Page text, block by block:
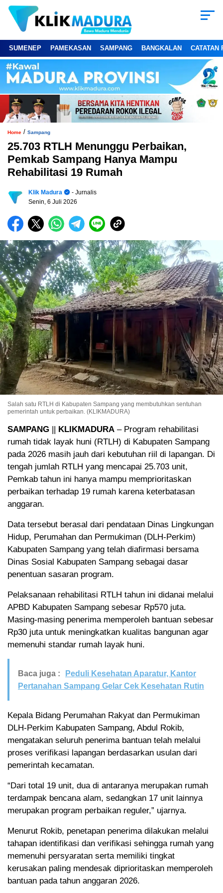
SUMENEP PAMEKASAN SAMPANG BANGKALAN CATATAN
Home / Sampang
25.703 RTLH Menunggu Perbaikan,
Pemkab Sampang Hanya Mampu
Rehabilitasi 19 Rumah
Klik Madura
- Jurnalis
Senin, 6 Juli 2026
Salah satu RTLH di Kabupaten Sampang yang membutuhkan sentuhan
pemerintah untuk perbaikan. (KLIKMADURA)
SAMPANG KLIKMADURA – Program rehabilitasi
rumah tidak layak huni (RTLH) di Kabupaten Sampang
pada 2026 masih jauh dari kebutuhan riil di lapangan. Di
tengah jumlah RTLH yang mencapai 25.703 unit,
Pemkab tahun ini hanya mampu memprioritaskan
perbaikan terhadap 19 rumah karena keterbatasan
anggaran.
Data tersebut berasal dari pendataan Dinas Lingkungan
Hidup, Perumahan dan Permukiman (DLH-Perkim)
Kabupaten Sampang yang telah diafirmasi bersama
Dinas Sosial Kabupaten Sampang sebagai dasar
penentuan sasaran program.
Pelaksanaan rehabilitasi RTLH tahun ini didanai melalui
APBD Kabupaten Sampang sebesar Rp570 juta.
Masing-masing penerima memperoleh bantuan sebesar
Rp30 juta untuk meningkatkan kualitas bangunan agar
memenuhi standar rumah layak huni.
Baca juga :
Peduli Kesehatan Aparatur, Kantor
Pertanahan Sampang Gelar Cek Kesehatan Rutin
Kepala Bidang Perumahan Rakyat dan Permukiman
DLH-Perkim Kabupaten Sampang, Abdul Rokib,
mengatakan seluruh penerima bantuan telah melalui
proses verifikasi lapangan berdasarkan usulan dari
pemerintah kecamatan.
“Dari total 19 unit, dua di antaranya merupakan rumah
terdampak bencana alam, sedangkan 17 unit lainnya
merupakan program perbaikan reguler,” ujarnya.
Menurut Rokib, penetapan penerima dilakukan melalui
tahapan identifikasi dan verifikasi sehingga rumah yang
memenuhi persyaratan serta memiliki tingkat
kerusakan paling mendesak diprioritaskan memperoleh
bantuan pada tahun anggaran 2026.